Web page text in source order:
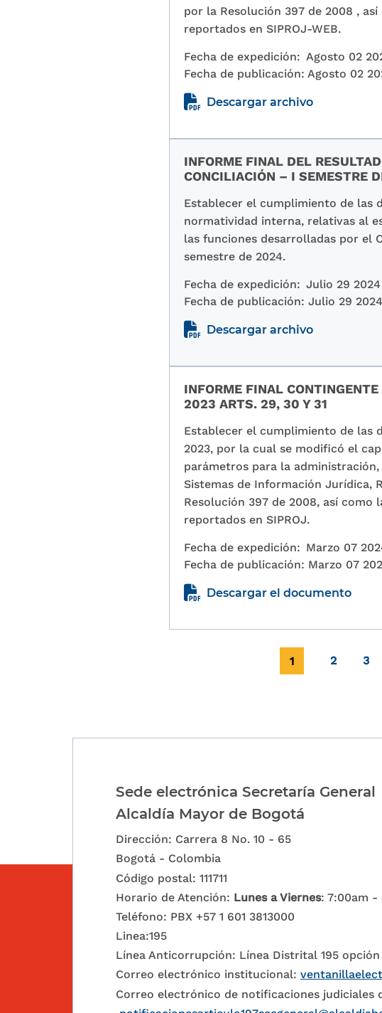
por la Resolución 397 de 2008 ,
reportados en SIPROJ-WEB.
Fecha de expedición: Agosto 02
Fecha de publicación: Agosto 02
Descargar archivo
INFORME FINAL DEL
CONCILIACIÓN – I SEMESTRE
Establecer el cumplimiento de las
normatividad interna, relativas al
las funciones desarrolladas por el
semestre de 2024.
Fecha de expedición: Julio 29 2024
Fecha de publicación: Julio 29 2024
Descargar archivo
INFORME FINAL
2023 ARTS. 29, 30 Y 31
Establecer el cumplimiento de las
2023, por la cual se modificó el
parámetros para la
Sistemas de Información Jurídica,
Resolución 397 de 2008, así
reportados en SIPROJ.
Fecha de expedición: Marzo 07
Fecha de publicación: Marzo 07
Descargar el documento
Página actual
1 Page
2 Page
3
Sede electrónica Secretaría General
Alcaldía Mayor de Bogotá
Dirección: Carrera 8 No. 10 - 65
Bogotá - Colombia
Código postal: 111711
Horario de Atención: Lunes a Viernes: 7:00am -
Teléfono: PBX +57 1 601 3813000
Linea:195
Línea Anticorrupción: Línea Distrital 195 opción
Correo electrónico institucional:
Correo electrónico de notificaciones judiciales